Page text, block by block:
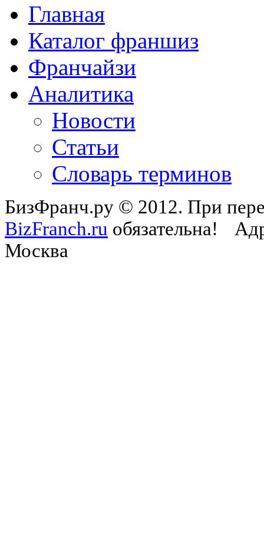
Главная
Каталог франшиз
Франчайзи
Аналитика
Новости
Статьи
Словарь терминов
БизФранч.ру © 2012. При
BizFranch.ru обязательна!
Москва